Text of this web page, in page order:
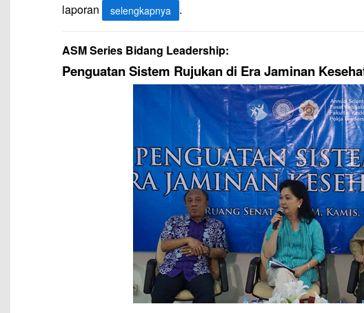
laporan
selengkapnya .
ASM Series Bidang Leadership:
Penguatan Sistem Rujukan di Era Jaminan